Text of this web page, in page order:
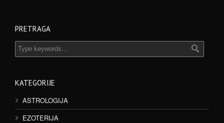
PRETRAGA
KATEGORIJE
ASTROLOGIJA
EZOTERIJA